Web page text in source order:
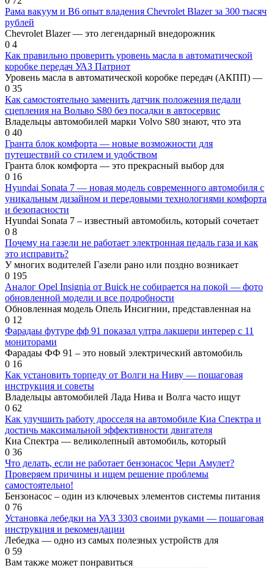
Рама вакуум и В6 опыт владения Chevrolet Blazer за 300 тысяч
рублей
Chevrolet Blazer — это легендарный внедорожник
0 4
Как правильно проверить уровень масла в автоматической
коробке передач УАЗ Патриот
Уровень масла в автоматической коробке передач (АКПП) —
0 35
Как самостоятельно заменить датчик положения педали
сцепления на Вольво S80 без посадки в автосервис
Владельцы автомобилей марки Volvo S80 знают, что эта
0 40
Гранта блок комфорта — новые возможности для
путешествий со стилем и удобством
Гранта блок комфорта — это прекрасный выбор для
0 16
Hyundai Sonata 7 — новая модель современного автомобиля с
уникальным дизайном и передовыми технологиями комфорта
и безопасности
Hyundai Sonata 7 – известный автомобиль, который сочетает
0 8
Почему на газели не работает электронная педаль газа и как
это исправить?
У многих водителей Газели рано или поздно возникает
0 195
Аналог Opel Insignia от Buick не собирается на покой — фото
обновленной модели и все подробности
Обновленная модель Oпель Инсигнии, представленная на
0 12
Фарадаы футуре фф 91 показал ултра лакшери интерер с 11
мониторами
Фарадаы ФФ 91 – это новый электрический автомобиль
0 16
Как установить торпеду от Волги на Ниву — пошаговая
инструкция и советы
Владельцы автомобилей Лада Нива и Волга часто ищут
0 62
Как улучшить работу дросселя на автомобиле Киа Спектра и
достичь максимальной эффективности двигателя
Киа Спектра — великолепный автомобиль, который
0 36
Что делать, если не работает бензонасос Чери Амулет?
Проверяем причины и ищем решение проблемы
самостоятельно!
Бензонасос – один из ключевых элементов системы питания
0 76
Установка лебедки на УАЗ 3303 своими руками — пошаговая
инструкция и рекомендации
Лебедка — одно из самых полезных устройств для
0 59
Вам также может понравиться